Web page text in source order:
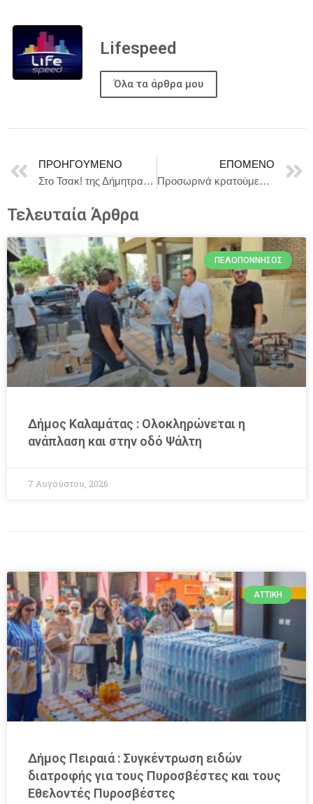
Lifespeed
Όλα τα άρθρα μου
ΠΡΟΗΓΟΎΜΕΝΟ
Στο Τσακ! της Δήμητρας Παπαδοπούλου – Θέατρο Αλέκος Αλεξανδράκης – 2ος χρόνος – 2025-2026
ΕΠΌΜΕΝΟ
Προσωρινά κρατούμενος ο δημοτικός υπάλληλος που κατηγορείται για εμπρησμούς στην Παλλήνη
Τελευταία Άρθρα
ΠΕΛΟΠΌΝΝΗΣΟΣ
Δήμος Καλαμάτας : Ολοκληρώνεται η
ανάπλαση και στην οδό Ψάλτη
7 Αυγούστου, 2026
ΑΤΤΙΚΉ
Δήμος Πειραιά : Συγκέντρωση ειδών
διατροφής για τους Πυροσβέστες και τους
Εθελοντές Πυροσβέστες